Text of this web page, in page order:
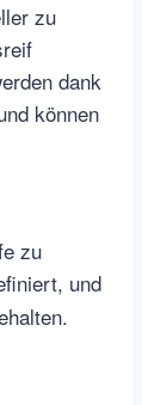
zu
dank
können
zu
und